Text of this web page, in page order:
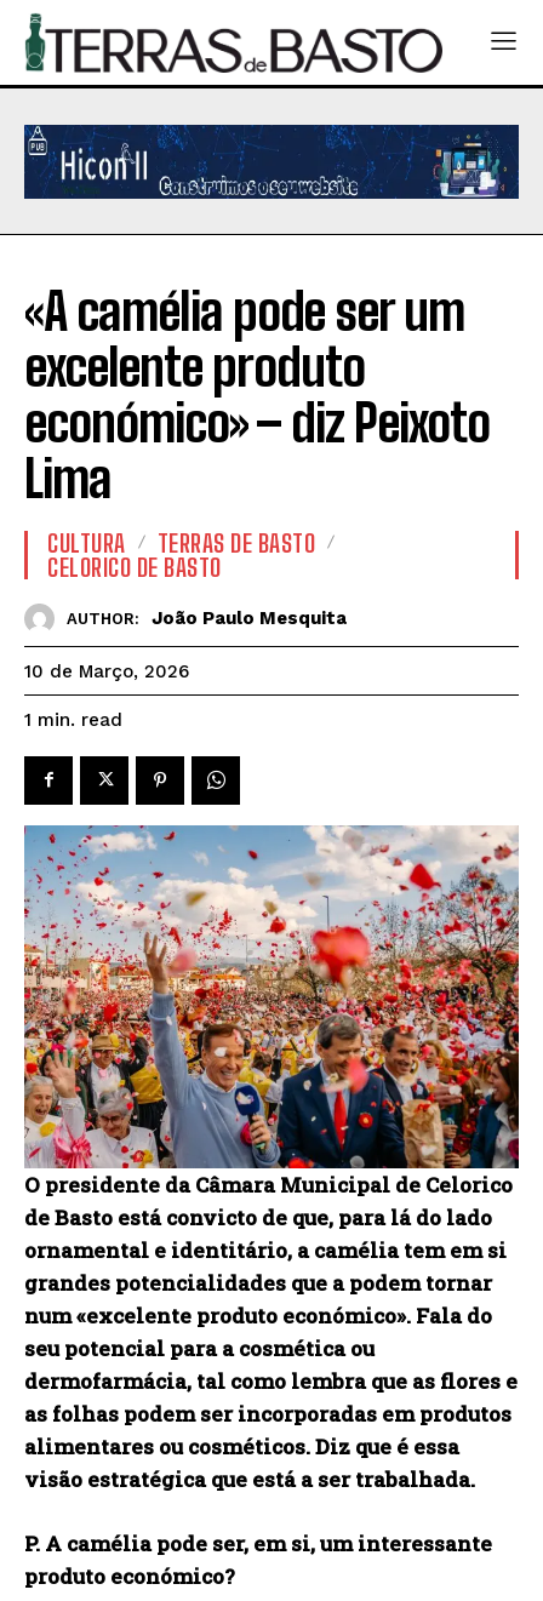
«A camélia pode ser um
excelente produto
económico» – diz Peixoto
Lima
CULTURA
TERRAS DE BASTO
CELORICO DE BASTO
AUTHOR: João Paulo Mesquita
10 de Março, 2026
1 min. read
O presidente da Câmara Municipal de Celorico
de Basto está convicto de que, para lá do lado
ornamental e identitário, a camélia tem em si
grandes potencialidades que a podem tornar
num «excelente produto económico». Fala do
seu potencial para a cosmética ou
dermofarmácia, tal como lembra que as flores e
as folhas podem ser incorporadas em produtos
alimentares ou cosméticos. Diz que é essa
visão estratégica que está a ser trabalhada.
P. A camélia pode ser, em si, um interessante
produto económico?